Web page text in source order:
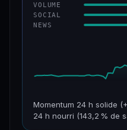
VOLUME
SOCIAL
NEWS
Momentum 24 h solide
24 h nourri (143,2 % de